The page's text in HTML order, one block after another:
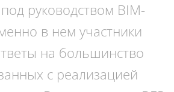
руководством BIM-
в нем участники
на большинство
с реализацией